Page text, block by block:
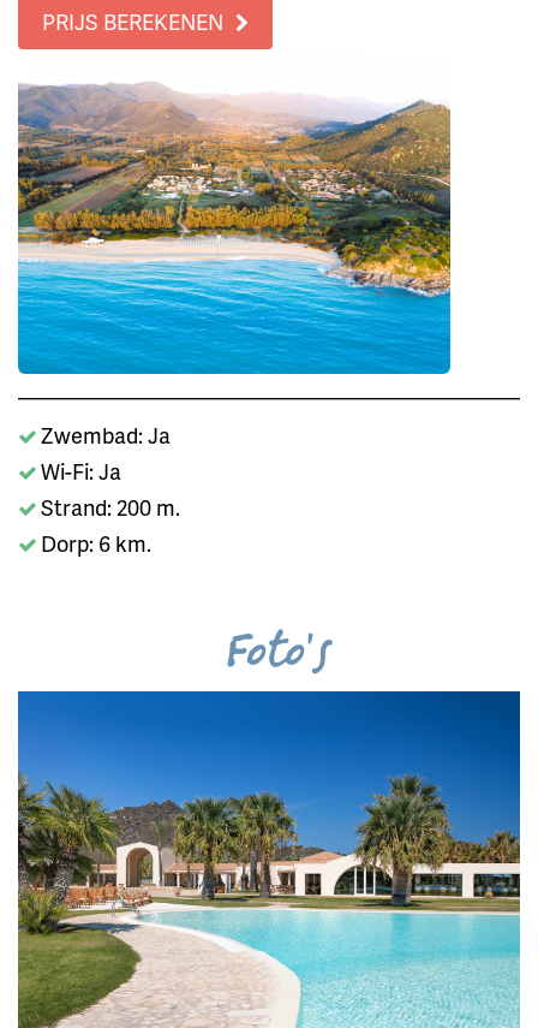
PRIJS BEREKENEN
Zwembad: Ja
Wi-Fi: Ja
Strand: 200 m.
Dorp: 6 km.
Foto's